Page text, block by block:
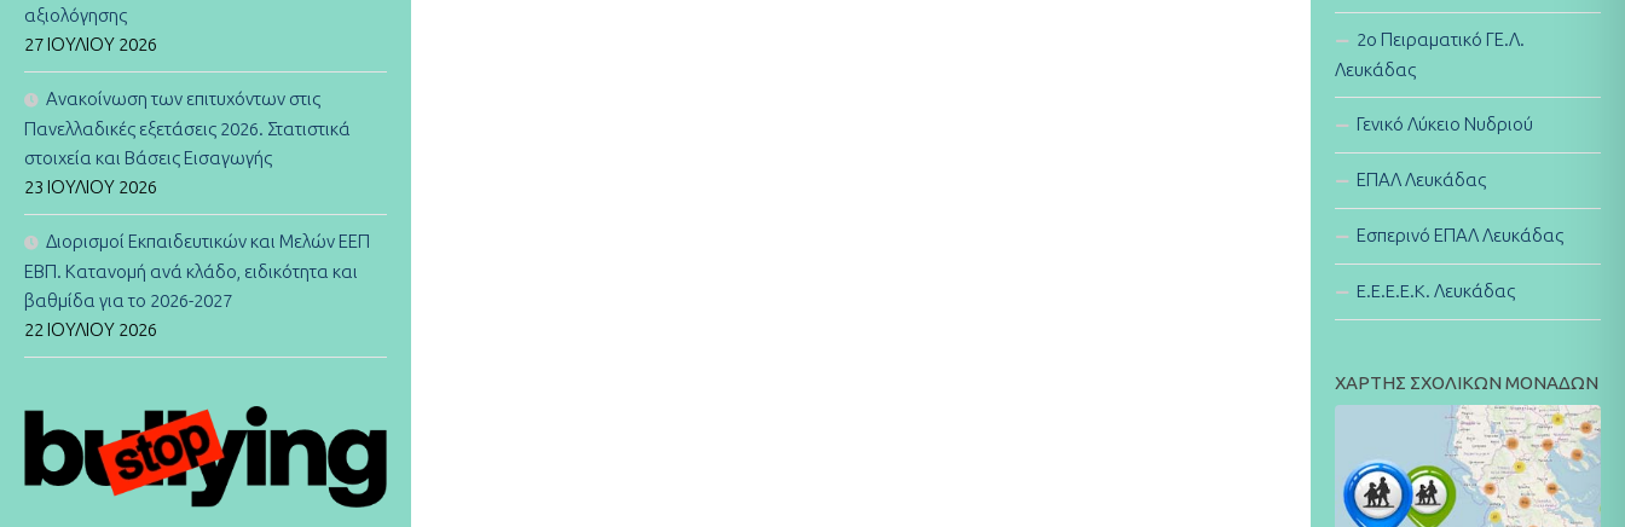
αξιολόγησης
27 ΙΟΥΛΊΟΥ 2026
Ανακοίνωση των επιτυχόντων στις
Πανελλαδικές εξετάσεις 2026. Στατιστικά
στοιχεία και Βάσεις Εισαγωγής
23 ΙΟΥΛΊΟΥ 2026
Διορισμοί Εκπαιδευτικών και Μελών ΕΕΠ
ΕΒΠ. Κατανομή ανά κλάδο, ειδικότητα και
βαθμίδα για το 2026-2027
22 ΙΟΥΛΊΟΥ 2026
2ο Πειραματικό ΓΕ.Λ.
Λευκάδας
Γενικό Λύκειο Νυδριού
ΕΠΑΛ Λευκάδας
Εσπερινό ΕΠΑΛ Λευκάδας
E.E.E.E.K. Λευκάδας
ΧΑΡΤΗΣ ΣΧΟΛΙΚΩΝ ΜΟΝΑΔΩΝ